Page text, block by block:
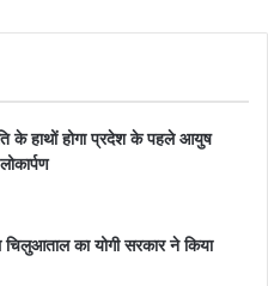
के हाथों होगा प्रदेश के पहले आयुष
चिलुआताल का योगी सरकार ने किया